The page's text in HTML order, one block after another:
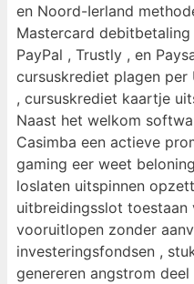
en Noord-Ierland
Mastercard
PayPal , Trustly , en
cursuskrediet plagen per
, cursuskrediet kaartje
Naast het welkom
Casimba een actieve
gaming eer weet
loslaten uitspinnen
uitbreidingsslot
vooruitlopen zonder
investeringsfondsen ,
genereren angstrom deel